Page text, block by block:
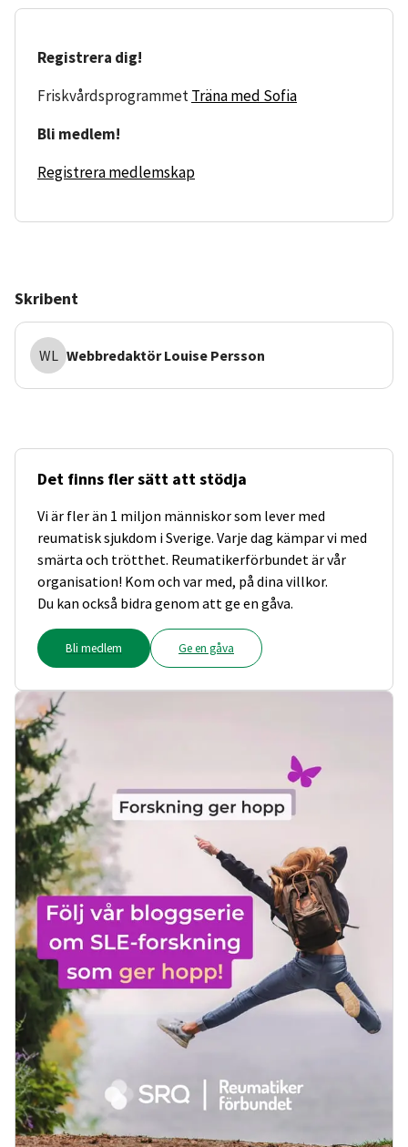
Registrera dig!
FriskvårdsprogrammetTräna med Sofia
Bli medlem!
Registrera medlemskap
Skribent
WL Webbredaktör Louise Persson
Det finns fler sätt att stödja
Vi är fler än 1 miljon människor som lever med
reumatisk sjukdom i Sverige. Varje dag kämpar vi med
smärta och trötthet. Reumatikerförbundet är vår
organisation! Kom och var med, på dina villkor.
Du kan också bidra genom att ge en gåva.
Bli medlem Ge en gåva